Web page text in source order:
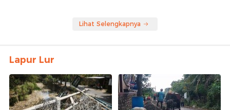
Lihat Selengkapnya
Lapur Lur